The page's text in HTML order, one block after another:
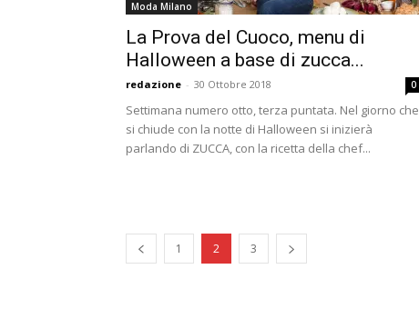
Moda Milano
La Prova del Cuoco, menu di
Halloween a base di zucca...
redazione - 30 Ottobre 2018 0
Settimana numero otto, terza puntata. Nel giorno che
si chiude con la notte di Halloween si inizierà
parlando di ZUCCA, con la ricetta della chef...
1 2 3